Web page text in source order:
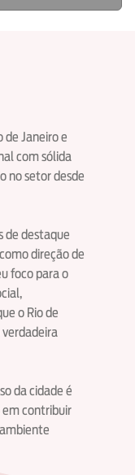
Janeiro e
com sólida
no setor desde
de destaque
direção de
foco para o
o Rio de
da cidade é
contribuir